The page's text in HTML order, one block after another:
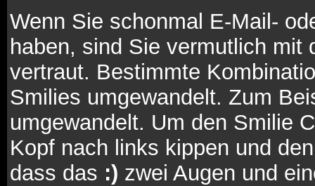
Wenn Sie schonmal E-Mail-
haben, sind Sie vermutlich
vertraut. Bestimmte
Smilies umgewandelt. Zum
umgewandelt. Um den Smilie
Kopf nach links kippen und
dass das :) zwei Augen und